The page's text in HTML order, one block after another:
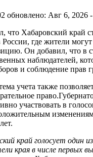
обновлено: Авг 6, 2026
что Хабаровский край
где жители
Он добавил, что в
наблюдателей,
и соблюдение прав
учета также
участвовать в
край голосует один
края в числе первых